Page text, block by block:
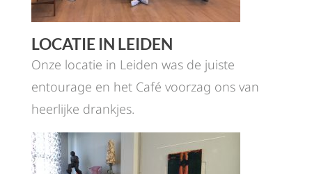
LOCATIE IN LEIDEN
Onze locatie in Leiden was de juiste
entourage en het Café voorzag ons van
heerlijke drankjes.